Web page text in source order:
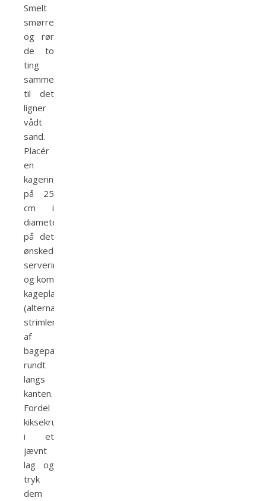
Smelt
smørret
og rør
de to
ting
sammen
til det
ligner
vådt
sand.
Placér
en
kagering
på 25
cm i
diameter
på det
ønskede
serveringsfad
og kom
kageplast
(alternativt
strimler
af
bagepapir)
rundt
langs
kanten.
Fordel
kiksekrummerne
i et
jævnt
lag og
tryk
dem